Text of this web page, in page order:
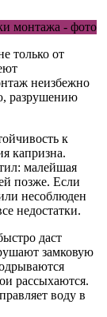
только от
неизбежно
разрушению
к
капризна.
малейшая
позже. Если
несоблюден
недостатки.
даст
замковую
рассыхаются.
воду в